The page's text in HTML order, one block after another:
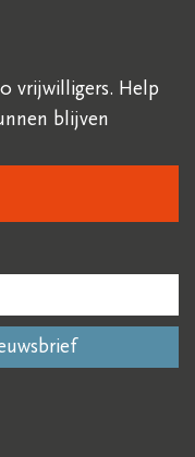
vrijwilligers. Help
blijven